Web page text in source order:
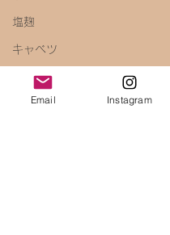
塩麹
キャベツ
ペペロンチーノ
しょう油
Email Instagram